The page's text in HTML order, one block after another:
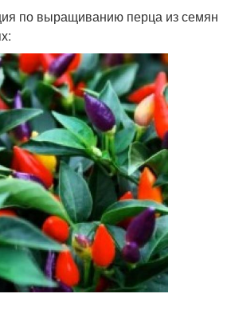
по выращиванию перца из семян